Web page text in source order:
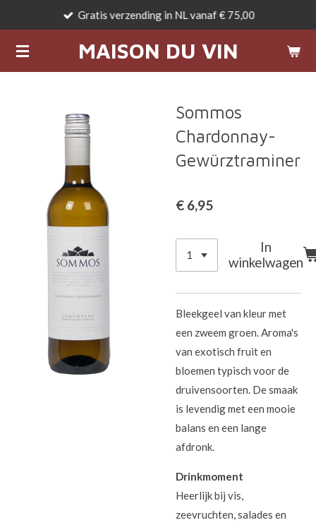
naar
de
MAISON DU VIN
Gratis verzending in NL vanaf € 75,00
Sommos
Chardonnay-
Gewürztraminer
€ 6,95
In
winkelwagen
Bleekgeel van kleur met
een zweem groen. Aroma's
van exotisch fruit en
bloemen typisch voor de
druivensoorten. De smaak
is levendig met een mooie
balans en een lange
afdronk.
Drinkmoment
Heerlijk bij vis,
zeevruchten, salades en